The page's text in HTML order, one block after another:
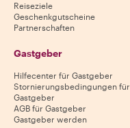
Reiseziele
Geschenkgutscheine
Partnerschaften
Gastgeber
Hilfecenter für Gastgeber
Stornierungsbedingungen für
Gastgeber
AGB für Gastgeber
Gastgeber werden